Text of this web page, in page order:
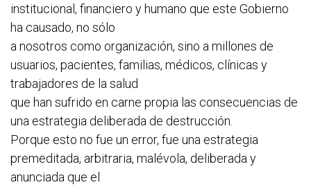
institucional, financiero y humano que este Gobierno
ha causado, no sólo
a nosotros como organización, sino a millones de
usuarios, pacientes, familias, médicos, clínicas y
trabajadores de la salud
que han sufrido en carne propia las consecuencias de
una estrategia deliberada de destrucción.
Porque esto no fue un error, fue una estrategia
premeditada, arbitraria, malévola, deliberada y
anunciada que el